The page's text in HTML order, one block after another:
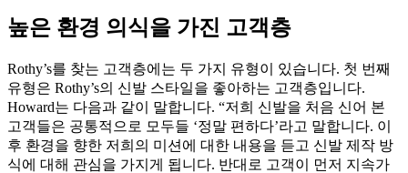
높은 환경 의식을 가진 고객층
Rothy’s를 찾는 고객층에는 두 가지 유형이 있습니다. 첫 번째
유형은 Rothy’s의 신발 스타일을 좋아하는 고객층입니다.
Howard는 다음과 같이 말합니다. “저희 신발을 처음 신어 본
고객들은 공통적으로 모두들 ‘정말 편하다’라고 말합니다. 이
후 환경을 향한 저희의 미션에 대한 내용을 듣고 신발 제작 방
식에 대해 관심을 가지게 됩니다. 반대로 고객이 먼저 지속가